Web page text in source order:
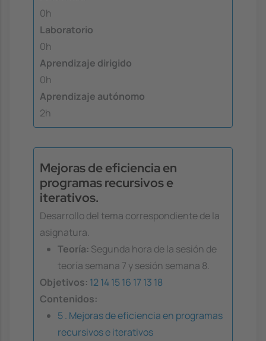
0h
Laboratorio
0h
Aprendizaje dirigido
0h
Aprendizaje autónomo
2h
Mejoras de eficiencia en
programas recursivos e
iterativos.
Desarrollo del tema correspondiente de la
asignatura.
Teoría: Segunda hora de la sesión de
teoría semana 7 y sesión semana 8.
Objetivos: 12141516 17 13 18
Contenidos:
5 . Mejoras de eficiencia en programas
recursivos e iterativos